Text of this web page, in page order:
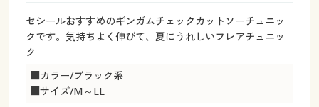
大きいサイズ 事務・制服
カタログ・チラシからのご注文
デジタルカタログ
カタログ無料プレゼント
カタログ無料プレゼント
会員メニュー
セシールおすすめのギンガムチェックカットソーチュニッ
クです。気持ちよく伸びて、夏にうれしいフレアチュニッ
ク
■カラー/ブラック系
■サイズ/M～LL